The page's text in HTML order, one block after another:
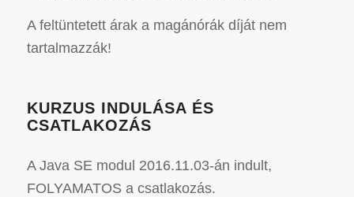
A feltüntetett árak a magánórák díját nem
tartalmazzák!
KURZUS INDULÁSA ÉS
CSATLAKOZÁS
A Java SE modul 2016.11.03-án indult,
FOLYAMATOS a csatlakozás.